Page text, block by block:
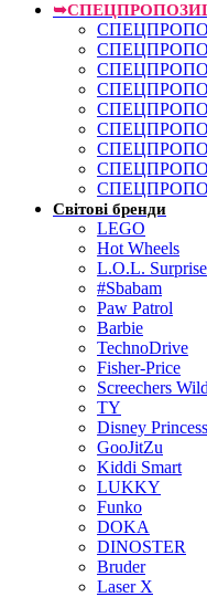
Світові бренди
LEGO
Hot Wheels
L.O.L. Surprise
#Sbabam
Paw Patrol
Barbie
TechnoDrive
Fisher-Price
Screechers Wild
TY
Disney Princess
GooJitZu
Kiddi Smart
LUKKY
Funko
DOKA
DINOSTER
Bruder
Laser X